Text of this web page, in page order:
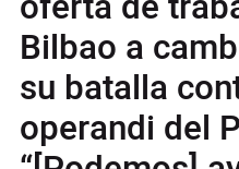
Bilbao a
su batalla
operandi del